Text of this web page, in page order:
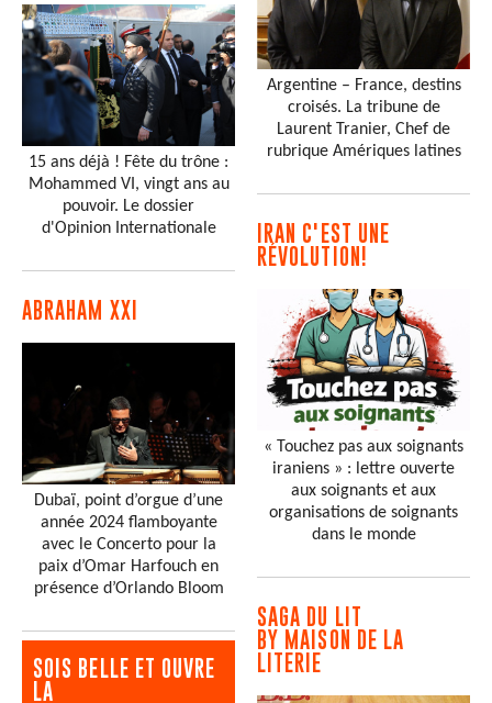
15 ans déjà ! Fête du trône :
Mohammed VI, vingt ans au
pouvoir. Le dossier
d'Opinion Internationale
ABRAHAM XXI
Dubaï, point d’orgue d’une
année 2024 flamboyante
avec le Concerto pour la
paix d’Omar Harfouch en
présence d’Orlando Bloom
SOIS BELLE ET OUVRE
LA
Argentine – France, destins
croisés. La tribune de
Laurent Tranier, Chef de
rubrique Amériques latines
IRAN C'EST UNE
RÉVOLUTION!
« Touchez pas aux soignants
iraniens » : lettre ouverte
aux soignants et aux
organisations de soignants
dans le monde
SAGA DU LIT
BY MAISON DE LA
LITERIE